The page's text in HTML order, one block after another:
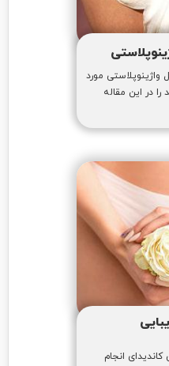
واژینوپلاستی مورد
در این مقاله
انجام